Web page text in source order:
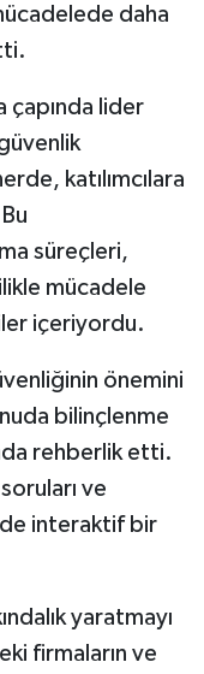
daha
lider
katılımcılara
süreçleri,
mücadele
içeriyordu.
önemini
bilinçlenme
rehberlik etti.
ve
interaktif bir
yaratmayı
firmaların ve